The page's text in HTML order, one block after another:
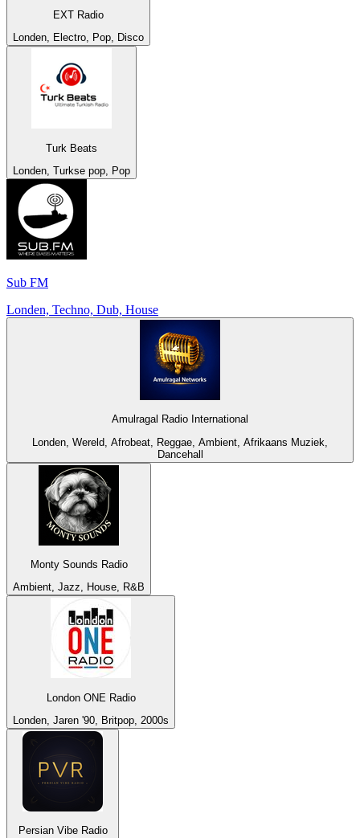
EXT Radio
Londen, Electro, Pop, Disco
Turk Beats
Londen, Turkse pop, Pop
Sub FM
Londen, Techno, Dub, House
Amulragal Radio International
Londen, Wereld, Afrobeat, Reggae, Ambient, Afrikaans Muziek,
Dancehall
Monty Sounds Radio
Ambient, Jazz, House, R&B
London ONE Radio
Londen, Jaren '90, Britpop, 2000s
Persian Vibe Radio